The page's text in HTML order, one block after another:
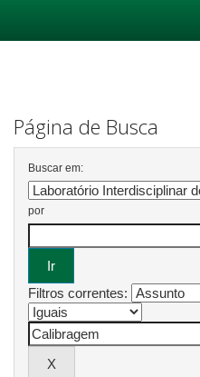
Página de Busca
Buscar em:
por
Filtros correntes: